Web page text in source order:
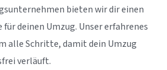
bieten wir dir einen
deinen Umzug. Unser erfahrenes
alle Schritte, damit dein Umzug
verläuft.